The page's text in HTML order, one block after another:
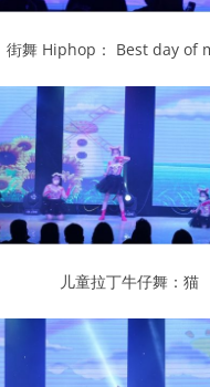
街舞 Hiphop： Best day of
儿童拉丁牛仔舞：猫